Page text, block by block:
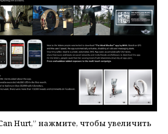
Hurt,” нажмите, чтобы увеличить